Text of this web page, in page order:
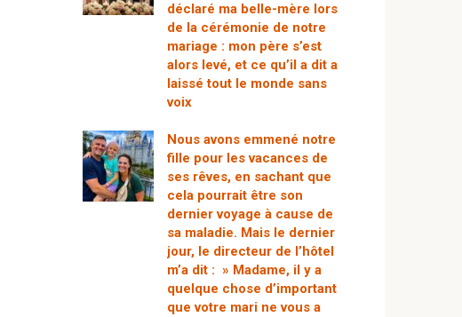
déclaré ma belle-mère lors
de la cérémonie de notre
mariage : mon père s’est
alors levé, et ce qu’il a dit a
laissé tout le monde sans
voix
Nous avons emmené notre
fille pour les vacances de
ses rêves, en sachant que
cela pourrait être son
dernier voyage à cause de
sa maladie. Mais le dernier
jour, le directeur de l’hôtel
m’a dit : » Madame, il y a
quelque chose d’important
que votre mari ne vous a